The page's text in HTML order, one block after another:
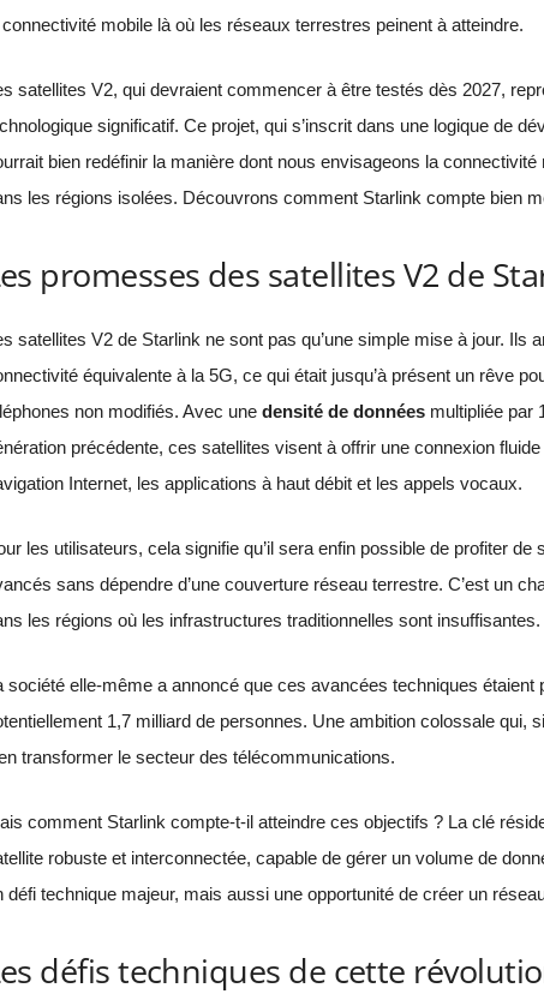
connectivité mobile là où les réseaux terrestres peinent à atteindre.
satellites V2, qui devraient commencer à être testés dès 2027,
significatif. Ce projet, qui s’inscrit dans une logique de
bien redéfinir la manière dont nous envisageons la
les régions isolées. Découvrons comment Starlink compte bien
promesses des satellites V2 de
satellites V2 de Starlink ne sont pas qu’une simple mise à jour. Ils
équivalente à la 5G, ce qui était jusqu’à présent un rêve
non modifiés. Avec une densité de donnéesmultipliée par
précédente, ces satellites visent à offrir une connexion
Internet, les applications à haut débit et les appels vocaux.
les utilisateurs, cela signifie qu’il sera enfin possible de profiter de
sans dépendre d’une couverture réseau terrestre. C’est un
les régions où les infrastructures traditionnelles sont insuffisantes.
société elle-même a annoncé que ces avancées techniques étaient
1,7 milliard de personnes. Une ambition colossale qui,
transformer le secteur des télécommunications.
comment Starlink compte-t-il atteindre ces objectifs ? La clé
robuste et interconnectée, capable de gérer un volume de
défi technique majeur, mais aussi une opportunité de créer un
défis techniques de cette